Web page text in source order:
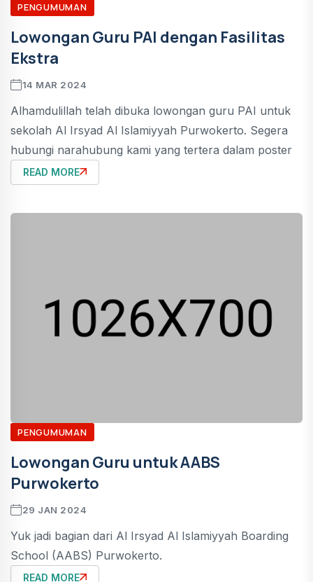
PENGUMUMAN
Lowongan Guru PAI dengan Fasilitas
Ekstra
14 MAR 2024
Alhamdulillah telah dibuka lowongan guru PAI untuk
sekolah Al Irsyad Al Islamiyyah Purwokerto. Segera
hubungi narahubung kami yang tertera dalam poster
READ MORE
PENGUMUMAN
Lowongan Guru untuk AABS
Purwokerto
29 JAN 2024
Yuk jadi bagian dari Al Irsyad Al Islamiyyah Boarding
School (AABS) Purwokerto.
READ MORE